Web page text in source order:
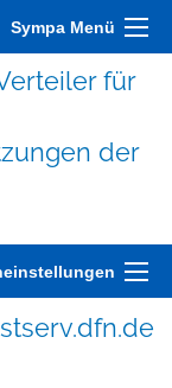
Sympa Menü
für
der